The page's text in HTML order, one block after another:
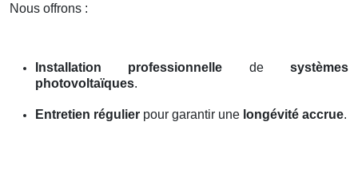
Nous offrons :
Installation professionnelle desystèmes
photovoltaïques.
Entretien régulier pour garantir une longévité accrue.